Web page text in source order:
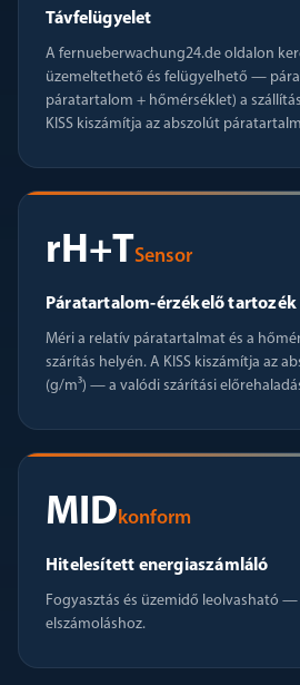
Távfelügyelet
A fernueberwachung24.de oldalon
üzemeltethető és felügyelhető —
páratartalom + hőmérséklet) a
KISS kiszámítja az abszolút
rH+TSensor
Páratartalom-érzékelő tartozék
Méri a relatív páratartalmat és a
szárítás helyén. A KISS kiszámítja az
(g/m³) — a valódi szárítási
MIDkonform
Hitelesített energiaszámláló
Fogyasztás és üzemidő leolvasható
elszámoláshoz.